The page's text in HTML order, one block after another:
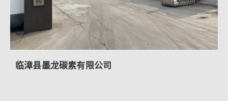
临漳县墨龙碳素有限公司